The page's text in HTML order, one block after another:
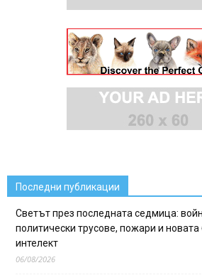
Последни публикации
Светът през последната седмица:
политически трусове, пожари и новата
интелект
06/08/2026